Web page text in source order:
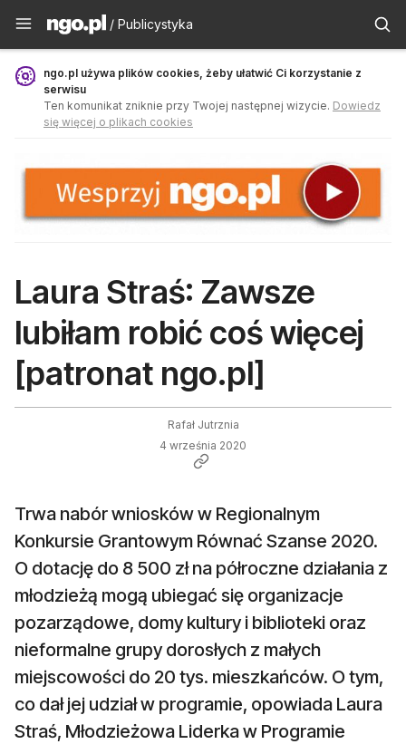
Publicystyka - ngo.pl
/ Publicystyka
ngo.pl używa plików cookies, żeby ułatwić Ci korzystanie z
serwisu
Ten komunikat zniknie przy Twojej następnej wizycie. Dowiedz
się więcej o plikach cookies
Laura Straś: Zawsze
lubiłam robić coś więcej
[patronat ngo.pl]
Rafał Jutrznia
4 września 2020
Trwa nabór wniosków w Regionalnym
Konkursie Grantowym Równać Szanse 2020.
O dotację do 8 500 zł na półroczne działania z
młodzieżą mogą ubiegać się organizacje
pozarządowe, domy kultury i biblioteki oraz
nieformalne grupy dorosłych z małych
miejscowości do 20 tys. mieszkańców. O tym,
co dał jej udział w programie, opowiada Laura
Straś, Młodzieżowa Liderka w Programie